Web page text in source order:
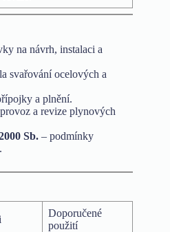
na návrh, instalaci a
svařování ocelových a
a plnění.
a revize plynových
Sb. – podmínky
Doporučené
použití